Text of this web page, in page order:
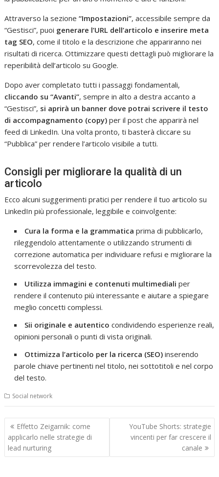
Attraverso la sezione“Impostazioni”, accessibile sempre da
“Gestisci”, puoi generare l’URL dell’articolo e inserire meta
tag SEO, come il titolo e la descrizione che appariranno nei
risultati di ricerca. Ottimizzare questi dettagli può migliorare la
reperibilità dell’articolo su Google.
Dopo aver completato tutti i passaggi fondamentali,
cliccando su “Avanti”, sempre in alto a destra accanto a
“Gestisci”, si aprirà un banner dove potrai scrivere il testo
di accompagnamento (copy) per il post che apparirà nel
feed di LinkedIn. Una volta pronto, ti basterà cliccare su
“Pubblica” per rendere l’articolo visibile a tutti.
Consigli per migliorare la qualità di un
articolo
Ecco alcuni suggerimenti pratici per rendere il tuo articolo su
LinkedIn più professionale, leggibile e coinvolgente:
Cura la forma e la grammatica prima di pubblicarlo,
rileggendolo attentamente o utilizzando strumenti di
correzione automatica per individuare refusi e migliorare la
scorrevolezza del testo.
Utilizza immagini e contenuti multimediali per
rendere il contenuto più interessante e aiutare a spiegare
meglio concetti complessi.
Sii originale e autentico condividendo esperienze reali,
opinioni personali o punti di vista originali.
Ottimizza l’articolo per la ricerca (SEO) inserendo
parole chiave pertinenti nel titolo, nei sottotitoli e nel corpo
del testo.
Social network
Navigazione
articoli
Effetto Zeigarnik: come
applicarlo nelle strategie di
lead nurturing
YouTube Shorts: strategie
vincenti per far crescere il
canale